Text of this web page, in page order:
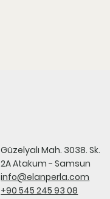
Güzelyalı Mah. 3038. Sk.
2A Atakum - Samsun
info@elanperla.com
+90 545 245 93 08